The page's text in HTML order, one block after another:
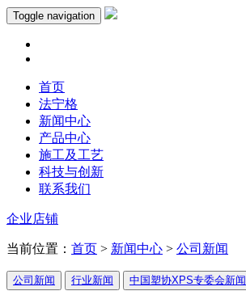
Toggle navigation
首页
法宁格
新闻中心
产品中心
施工及工艺
科技与创新
联系我们
企业店铺
当前位置： 首页 > 新闻中心 > 公司新闻
公司新闻 行业新闻 中国塑协XPS专委会新闻